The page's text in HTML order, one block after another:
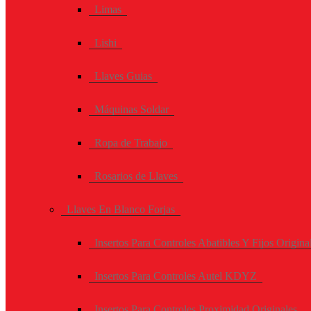
Limas
Lishi
Llaves Guias
Máquinas Soldar
Ropa de Trabajo
Rosarios de Llaves
Llaves En Blanco Forjas
Insertos Para Controles Abatibles Y Fijos
Insertos Para Controles Autel KDYZ